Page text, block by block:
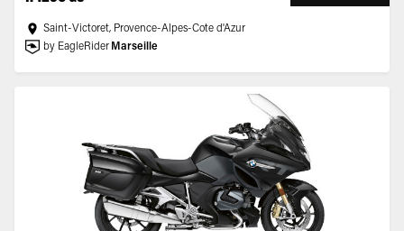
Saint-Victoret, Provence-Alpes-Cote d'Azur
by EagleRider Marseille